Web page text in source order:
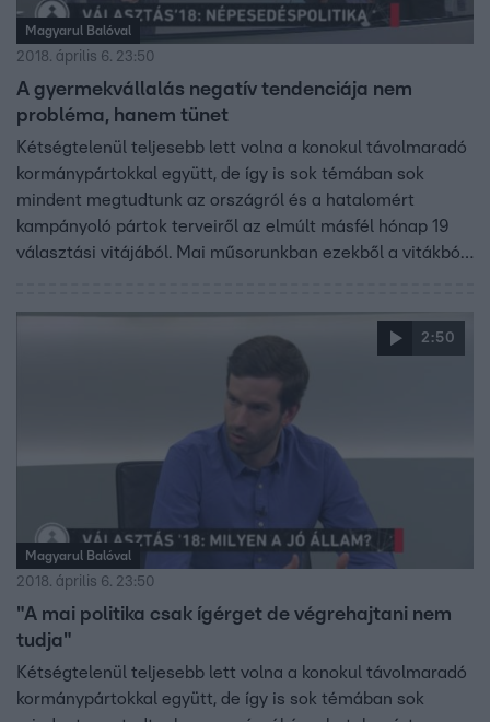
Magyarul Balóval
2018. április 6. 23:50
A gyermekvállalás negatív tendenciája nem
probléma, hanem tünet
Kétségtelenül teljesebb lett volna a konokul távolmaradó
kormánypártokkal együtt, de így is sok témában sok
mindent megtudtunk az országról és a hatalomért
kampányoló pártok terveiről az elmúlt másfél hónap 19
választási vitájából. Mai műsorunkban ezekből a vitákból
2:50
Magyarul Balóval
2018. április 6. 23:50
"A mai politika csak ígérget de végrehajtani nem
tudja"
Kétségtelenül teljesebb lett volna a konokul távolmaradó
kormánypártokkal együtt, de így is sok témában sok